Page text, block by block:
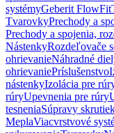
systémyGeberit FlowFit
TvarovkyPrechody a
Prechody a spojenia,
NástenkyRozdeľovače
ohrievanieNáhradné
ohrievaniePríslušenstvo
nástenkyIzolácia pre
rúryUpevnenia pre rúry
tesneniaSúpravy
MeplaViacvrstvové